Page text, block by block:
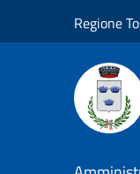
Regione